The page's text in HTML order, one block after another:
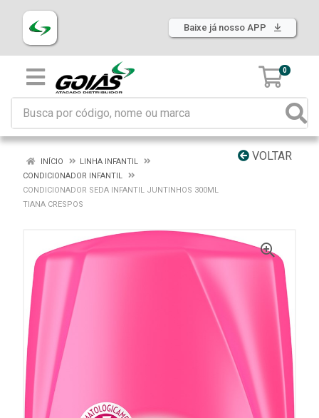
Baixe já nosso APP
0
VOLTAR
INÍCIO
LINHA INFANTIL
CONDICIONADOR INFANTIL
CONDICIONADOR SEDA INFANTIL JUNTINHOS 300ML
TIANA CRESPOS